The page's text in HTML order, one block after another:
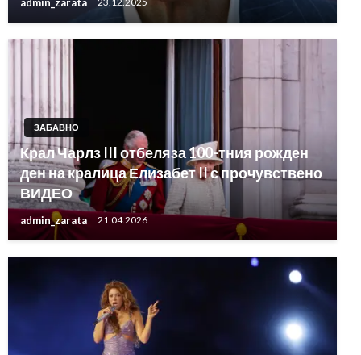
admin_zarata 23.12.2025
ЗАБАВНО
Крал Чарлз III отбеляза 100-тния рожден
ден на кралица Елизабет II с прочувствено
ВИДЕО
admin_zarata 21.04.2026